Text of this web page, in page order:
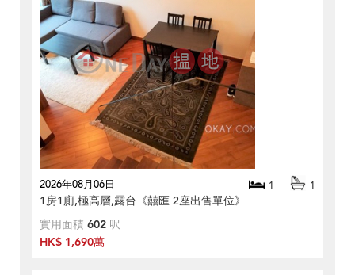
2026年08月06日 1 1
1房1廁,極高層,露台《囍匯 2座出售單位》
實用面積 602 呎
HK$ 1,690萬